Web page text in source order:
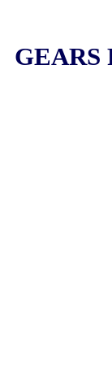
GEARS